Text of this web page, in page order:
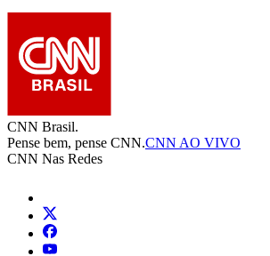
CNN Brasil.
Pense bem, pense CNN.CNN AO VIVO
CNN Nas Redes